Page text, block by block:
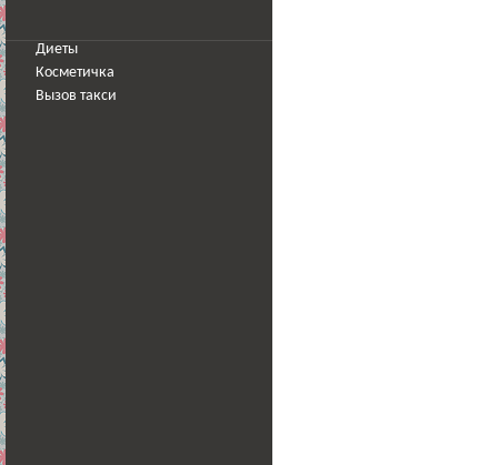
Диеты
Косметичка
Вызов такси